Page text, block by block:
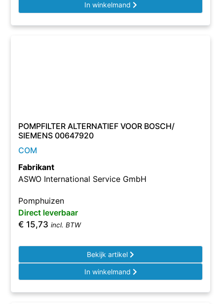
In winkelmand
POMPFILTER ALTERNATIEF VOOR BOSCH/
SIEMENS 00647920
COM
Fabrikant
ASWO International Service GmbH
Pomphuizen
Direct leverbaar
€ 15,73 incl. BTW
Bekijk artikel
In winkelmand